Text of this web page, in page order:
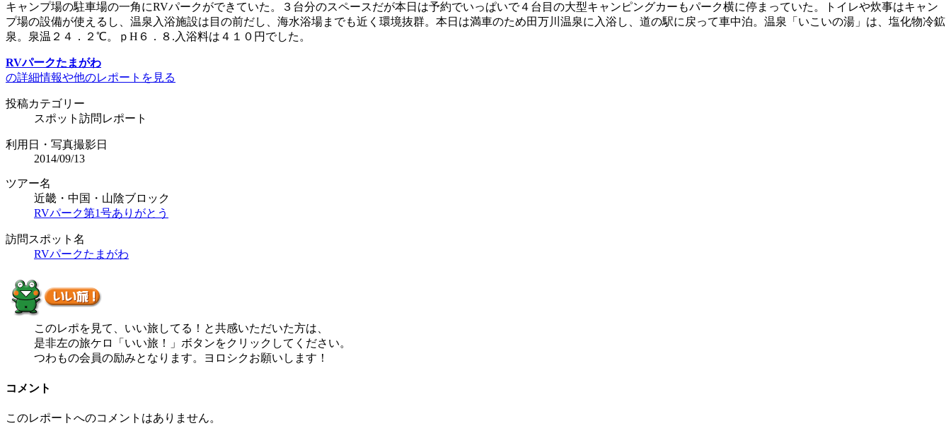
キャンプ場の駐車場の一角にRVパークができていた。３台分のスペースだが本日は予約でいっぱいで４台目の大型キャンピングカーもパーク横に停まっていた。トイレや炊事はキャン
プ場の設備が使えるし、温泉入浴施設は目の前だし、海水浴場までも近く環境抜群。本日は満車のため田万川温泉に入浴し、道の駅に戻って車中泊。温泉「いこいの湯」は、塩化物冷鉱
泉。泉温２４．２℃。ｐH６．８.入浴料は４１０円でした。
RVパークたまがわ
の詳細情報や他のレポートを見る
投稿カテゴリー
スポット訪問レポート
利用日・写真撮影日
2014/09/13
ツアー名
近畿・中国・山陰ブロック
RVパーク第1号ありがとう
訪問スポット名
RVパークたまがわ
このレポを見て、いい旅してる！と共感いただいた方は、
是非左の旅ケロ「いい旅！」ボタンをクリックしてください。
つわもの会員の励みとなります。ヨロシクお願いします！
コメント
このレポートへのコメントはありません。